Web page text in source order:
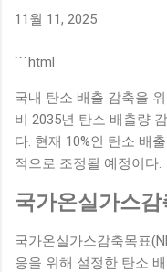
11월 11, 2025
```html
국내 탄소 배출 감축을
비 2035년 탄소 배출량
다. 현재 10%인 탄소 배
적으로 조정될 예정이다.
국가온실가스감
국가온실가스감축목표
응을 위해 설정한 탄소